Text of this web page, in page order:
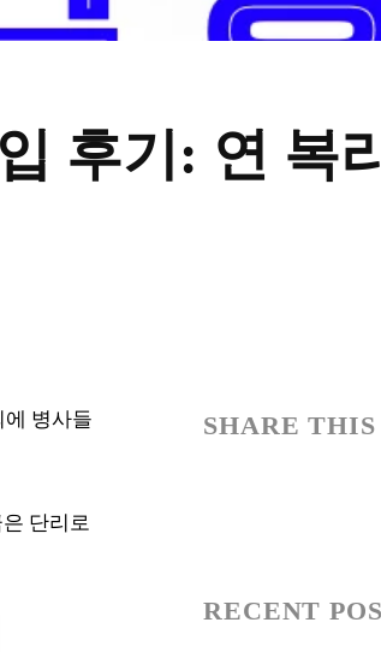
후기: 연 복
병사들
단리로
SHARE
RECENT